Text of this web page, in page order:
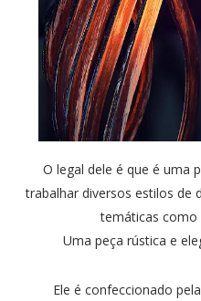
O legal dele é que é uma
trabalhar diversos estilos de
temáticas como
Uma peça rústica e
Ele é confeccionado pela